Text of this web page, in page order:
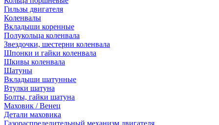
Гильзы двигателя
Коленвалы
Вкладыши коренные
Полукольца коленвала
Звездочки, шестерни коленвала
Шпонки и гайки коленвала
Шкивы коленвала
Шатуны
Вкладыши шатунные
Втулки шатуна
Болты, гайки шатуна
Маховик / Венец
Детали маховика
Газораспределительный механизм двигателя